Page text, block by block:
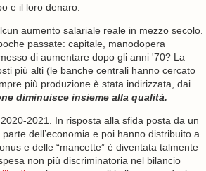
e il loro denaro.
aumento salariale reale in mezzo secolo.
passate: capitale, manodopera
di aumentare dopo gli anni '70? La
più alti (le banche centrali hanno cercato
più produzione è stata indirizzata, dai
diminuisce insieme alla qualità.
2021. In risposta alla sfida posta da un
dell’economia e poi hanno distribuito a
e delle “mancette” è diventata talmente
non più discriminatoria nel bilancio